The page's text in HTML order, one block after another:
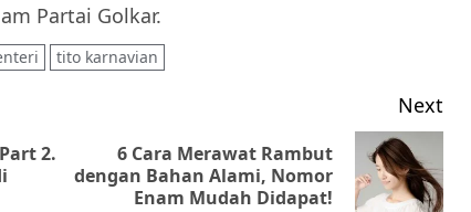
Partai Golkar.
tito karnavian
Previous
2.
Next
Next
6 Cara Merawat Rambut
dengan Bahan Alami, Nomor
Enam Mudah Didapat!